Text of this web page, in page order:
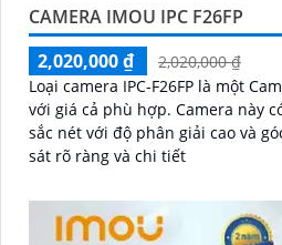
CAMERA IMOU IPC F26FP
2,020,000 ₫
2,020,000 ₫
Loại camera IPC-F26FP là một
với giá cả phù hợp. Camera này có chất lượng hình ảnh
sắc nét với độ phân giải cao và
sát rõ ràng và chi tiết